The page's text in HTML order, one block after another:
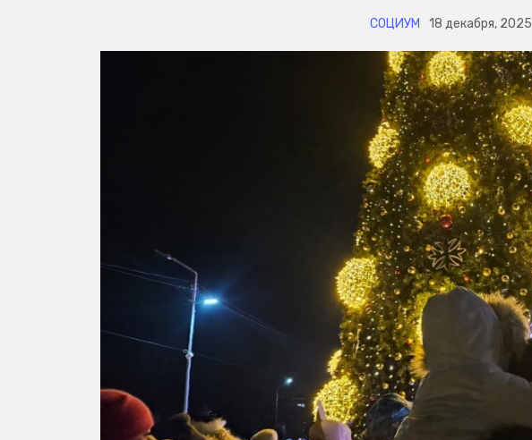
СОЦИУМ 18 декабря, 2025